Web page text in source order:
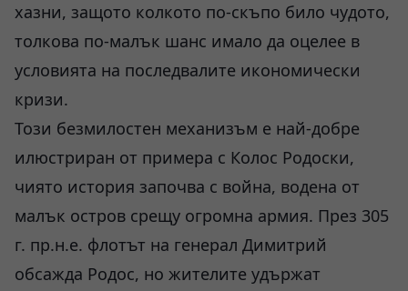
хазни, защото колкото по-скъпо било чудото,
толкова по-малък шанс имало да оцелее в
условията на последвалите икономически
кризи.
Този безмилостен механизъм е най-добре
илюстриран от примера с Колос Родоски,
чиято история започва с война, водена от
малък остров срещу огромна армия. През 305
г. пр.н.е. флотът на генерал Димитрий
обсажда Родос, но жителите удържат